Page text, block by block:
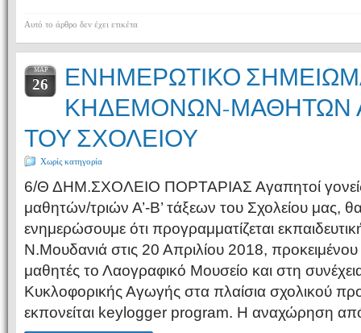
Αυτό το άρθρο δεν έχει ετικέτα
ΜΑΡ
26
ΕΝΗΜΕΡΩΤΙΚΟ
ΚΗΔΕΜΟΝΩΝ-ΜΑΘΗΤΩΝ
ΤΟΥ ΣΧΟΛΕΙΟΥ
Χωρίς κατηγορία
6/Θ ΔΗΜ.ΣΧΟΛΕΙΟ ΠΟΡΤΑΡΙΑΣ Αγαπητοί γονείς
μαθητών/τριών Α’-Β’ τάξεων του Σχολείου μας,
ενημερώσουμε ότι προγραμματίζεται
Ν.Μουδανιά στις 20 Απριλίου 2018,
μαθητές το Λαογραφικό Μουσείο και στη
Κυκλοφορικής Αγωγής στα πλαίσια σχολικού
εκπονείται keylogger program. Η αναχώρηση